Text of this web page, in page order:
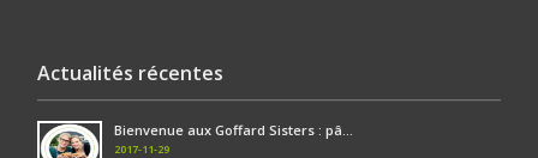
Actualités récentes
Bienvenue aux Goffard Sisters : pâ...
2017-11-29